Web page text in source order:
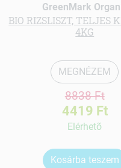
GreenMark
BIO RIZSLISZT, TELJES
4KG
MEGNÉZEM
8838 Ft
4419 Ft
Elérhetõ
Kosárba teszem